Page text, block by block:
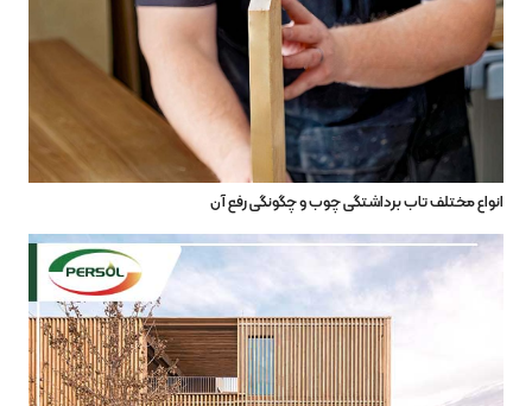
انواع مختلف تاب برداشتگی چوب و چگونگی رفع آن